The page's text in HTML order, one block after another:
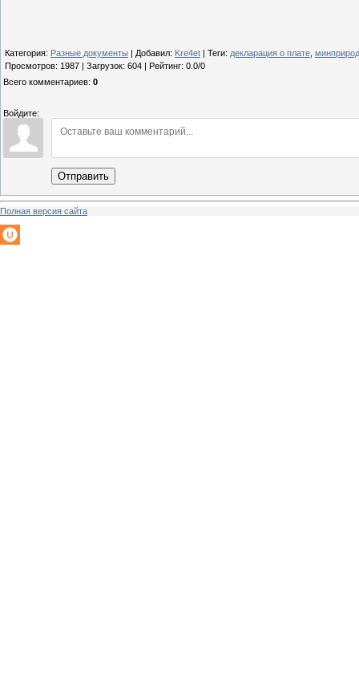
Категория: Разные документы Добавил: Kre4et Теги: декларация о плате
Просмотров: 1987 Загрузок: 604 Рейтинг: 0.0/0
Всего комментариев: 0
Войдите:
Отправить
Полная версия сайта